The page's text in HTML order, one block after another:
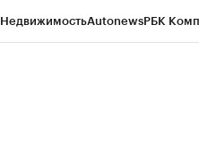
НедвижимостьAutonewsРБК